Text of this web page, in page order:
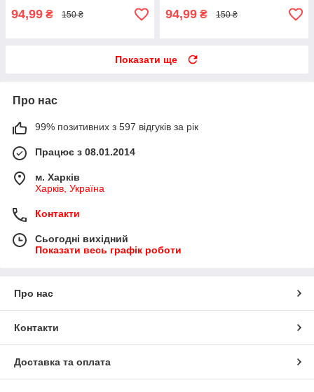
94,99 ₴ 150 ₴ 94,99 ₴ 150 ₴
Показати ще
Про нас
99% позитивних з 597 відгуків за рік
Працює з 08.01.2014
м. Харків
Харків, Україна
Контакти
Сьогодні вихідний
Показати весь графік роботи
Про нас
Контакти
Доставка та оплата